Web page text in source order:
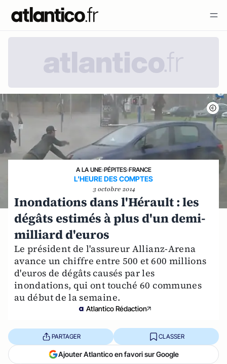
A LA UNE›PÉPITES›FRANCE
L'HEURE DES COMPTES
3 octobre 2014
Inondations dans l'Hérault : les
dégâts estimés à plus d'un demi-
milliard d'euros
Le président de l'assureur Allianz-Arena
avance un chiffre entre 500 et 600 millions
d'euros de dégâts causés par les
inondations, qui ont touché 60 communes
au début de la semaine.
Atlantico Rédaction
PARTAGER CLASSER
Ajouter Atlantico en favori sur Google